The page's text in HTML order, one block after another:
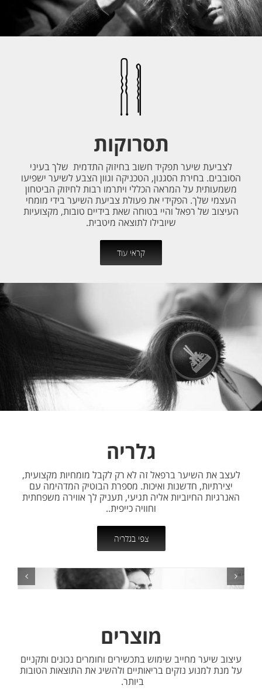
תסרוקות
לצביעת שיער תפקיד חשוב בחיזוק התדמית שלך בעיני
הסובבים. בחירת הסגנון, הטכניקה וגוון הצבע לשיער ישפיעו
משמעותית על המראה הכללי ויתרמו רבות לחיזוק הביטחון
העצמי שלך. הפקידי את פעולת צביעת השיער בידי מומחי
העיצוב של רפאל והיי בטוחה שאת בידיים טובות, מקצועיות
שיובילו לתוצאה מיטבית.
קראי עוד
גלריה
לעצב את השיער ברפאל זה לא רק לקבל מומחיות מקצועית,
יצירתיות, חדשנות ואיכות. מספרת הבוטיק המדהימה עם
האנרגיות החיוביות אליה תגיעי, תעניק לך אווירה משפחתית
וחוויה כייפית..
צפי בגלריה
מוצרים
עיצוב שיער מחייב שימוש בתכשירים וחומרים נכונים ותקניים
על מנת למנוע נזקים בריאותיים ולהשיג את התוצאות הטובות
ביותר.